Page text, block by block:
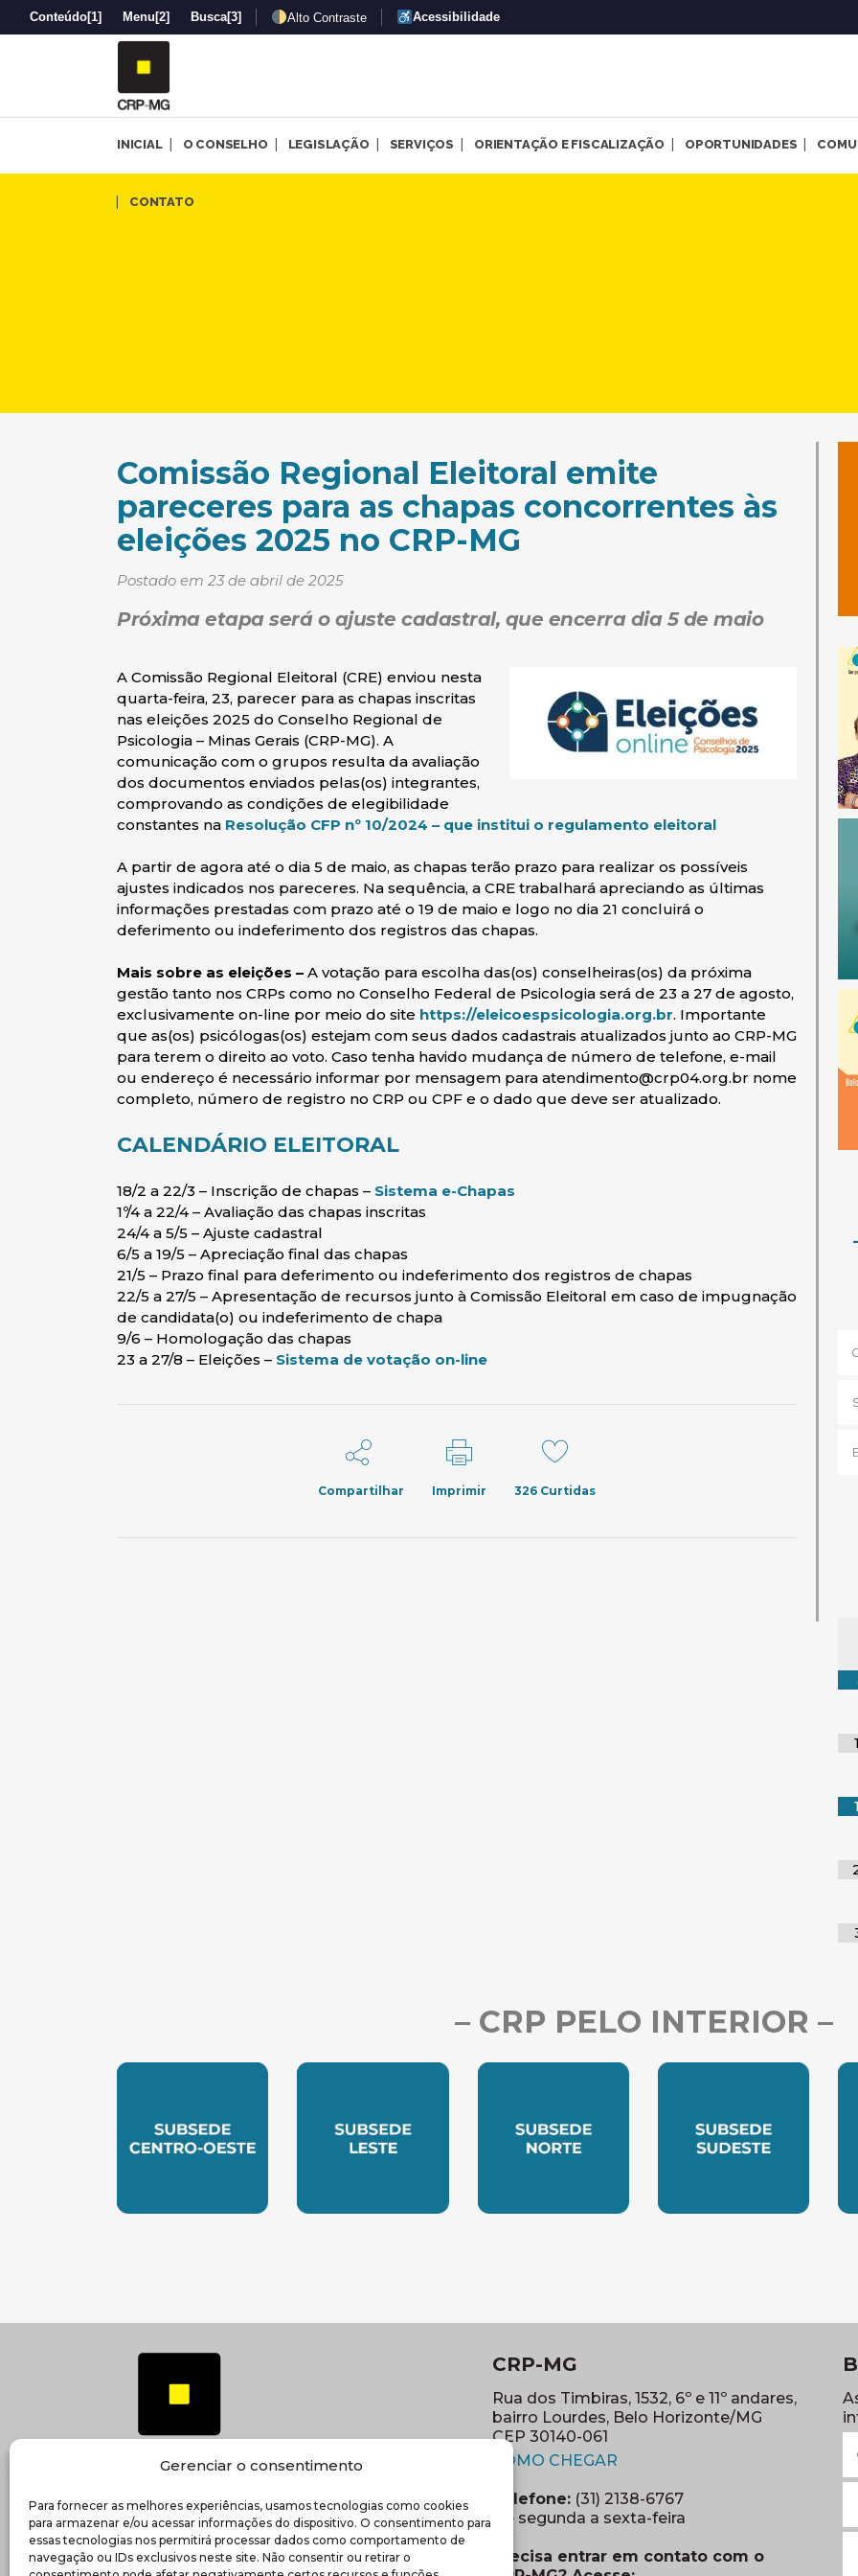
Conteúdo[1] Menu [2] Busca[3] Alto Contraste Acessibilidade
Gerenciar o consentimento
Para fornecer as melhores experiências, usamos tecnologias como cookies
para armazenar e/ou acessar informações do dispositivo. O consentimento para
essas tecnologias nos permitirá processar dados como comportamento de
navegação ou IDs exclusivos neste site. Não consentir ou retirar o
INICIAL O CONSELHO LEGISLAÇÃO SERVIÇOS ORIENTAÇÃO E FISCALIZAÇÃO OPORTUNIDADES
CONTATO
Comissão Regional Eleitoral emite pareceres para as
Comissão Regional Eleitoral emite
pareceres para as chapas concorrentes às
eleições 2025 no CRP-MG
Postado em 23 de abril de 2025
Próxima etapa será o ajuste cadastral, que encerra dia 5 de maio
A Comissão Regional Eleitoral (CRE) enviou nesta
quarta-feira, 23, parecer para as chapas inscritas
nas eleições 2025 do Conselho Regional de
Psicologia – Minas Gerais (CRP-MG). A
comunicação com o grupos resulta da avaliação
dos documentos enviados pelas(os) integrantes,
comprovando as condições de elegibilidade
constantes na Resolução CFP nº 10/2024 – que institui o regulamento eleitoral(abre em nova
A partir de agora até o dia 5 de maio, as chapas terão prazo para realizar os possíveis
ajustes indicados nos pareceres. Na sequência, a CRE trabalhará apreciando as últimas
informações prestadas com prazo até o 19 de maio e logo no dia 21 concluirá o
deferimento ou indeferimento dos registros das chapas.
Mais sobre as eleições – A votação para escolha das(os) conselheiras(os) da próxima
gestão tanto nos CRPs como no Conselho Federal de Psicologia será de 23 a 27 de agosto,
exclusivamente on-line por meio do site https://eleicoespsicologia.org.br(abre em nova janela)
. Importante
que as(os) psicólogas(os) estejam com seus dados cadastrais atualizados junto ao CRP-MG
para terem o direito ao voto. Caso tenha havido mudança de número de telefone, e-mail
ou endereço é necessário informar por mensagem para atendimento@crp04.org.br nome
completo, número de registro no CRP ou CPF e o dado que deve ser atualizado.
CALENDÁRIO ELEITORAL
18/2 a 22/3 – Inscrição de chapas – Sistema e-Chapas
1º/4 a 22/4 – Avaliação das chapas inscritas
24/4 a 5/5 – Ajuste cadastral
6/5 a 19/5 – Apreciação final das chapas
21/5 – Prazo final para deferimento ou indeferimento dos registros de chapas
22/5 a 27/5 – Apresentação de recursos junto à Comissão Eleitoral em caso de impugnação
de candidata(o) ou indeferimento de chapa
9/6 – Homologação das chapas
23 a 27/8 – Eleições – Sistema de votação on-line(abre em nova janela)
Compartilhar Imprimir 326 Curtidas
– CRP PELO INTERIOR –
Transparência e prestação de contas(abre em nova janela)
CRP-MG
Rua dos Timbiras, 1532, 6º e 11º andares,
bairro Lourdes, Belo Horizonte/MG
CEP 30140-061
COMO CHEGAR(abre em nova janela)
Telefone:(31) 2138-6767
De segunda a sexta-feira
Precisa entrar em contato com o